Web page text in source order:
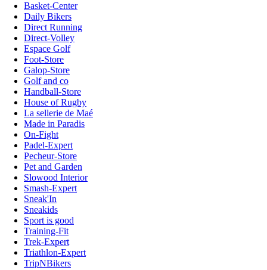
Basket-Center
Daily Bikers
Direct Running
Direct-Volley
Espace Golf
Foot-Store
Galop-Store
Golf and co
Handball-Store
House of Rugby
La sellerie de Maé
Made in Paradis
On-Fight
Padel-Expert
Pecheur-Store
Pet and Garden
Slowood Interior
Smash-Expert
Sneak'In
Sneakids
Sport is good
Training-Fit
Trek-Expert
Triathlon-Expert
TripNBikers